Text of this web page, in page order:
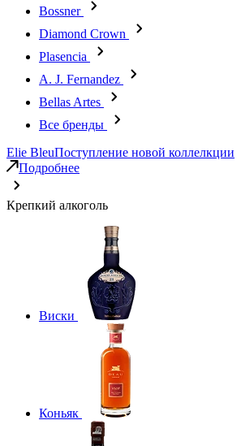
Bossner
Diamond Crown
Plasencia
A. J. Fernandez
Bellas Artes
Все бренды
Elie BleuПоступление новой коллелкции
Подробнее
Крепкий алкоголь
Виски
Коньяк